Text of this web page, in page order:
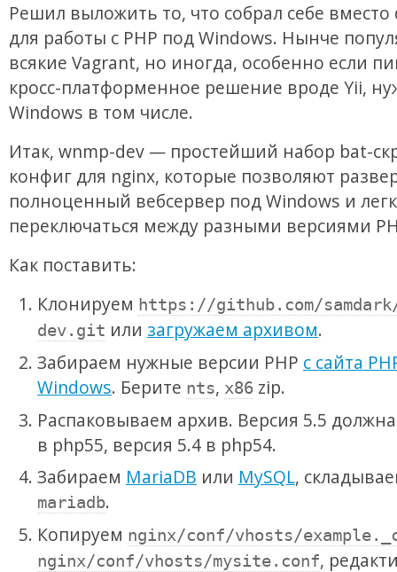
Решил выложить то, что собрал себе вместо
для работы с PHP под Windows. Нынче
всякие Vagrant, но иногда, особенно если
кросс-платформенное решение вроде Yii,
Windows в том числе.
Итак, wnmp-dev — простейший набор bat-
конфиг для nginx, которые позволяют
полноценный вебсервер под Windows и
переключаться между разными версиями
Как поставить:
Клонируем https://github.com/samdark/
dev.git или загружаем архивом.
Забираем нужные версии PHP с сайта
Windows. Берите nts, x86 zip.
Распаковываем архив. Версия 5.5 должна
в php55, версия 5.4 в php54.
Забираем MariaDB или MySQL,
mariadb.
Копируем nginx/conf/vhosts/
nginx/conf/vhosts/mysite.conf,